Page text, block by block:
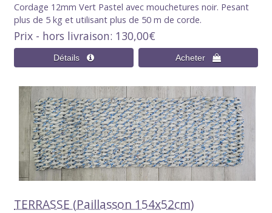
Cordage 12mm Vert Pastel avec mouchetures noir. Pesant
plus de 5 kg et utilisant plus de 50 m de corde.
Prix - hors livraison 130,00€
TERRASSE (Paillasson 154x52cm)